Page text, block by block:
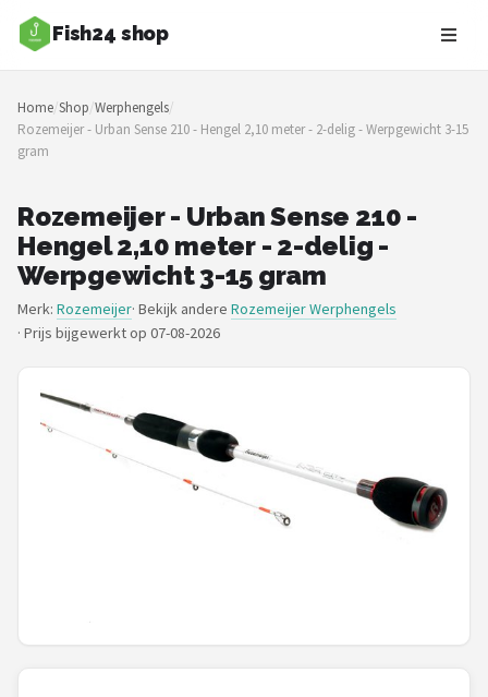
Fish24 shop
Zoeken
NAVIGATIE
Shop
Merken
Blog
Hengelsoorten
Hengels
Molens
POPULAIRE MERKEN
Westin
Home/Shop/Werphengels/
Rozemeijer - Urban Sense 210 - Hengel 2,10 meter - 2-delig - Werpgewicht 3-15
gram
Rozemeijer - Urban Sense 210 -
Hengel 2,10 meter - 2-delig -
Werpgewicht 3-15 gram
Merk: Rozemeijer· Bekijk andere Rozemeijer Werphengels
· Prijs bijgewerkt op 07-08-2026